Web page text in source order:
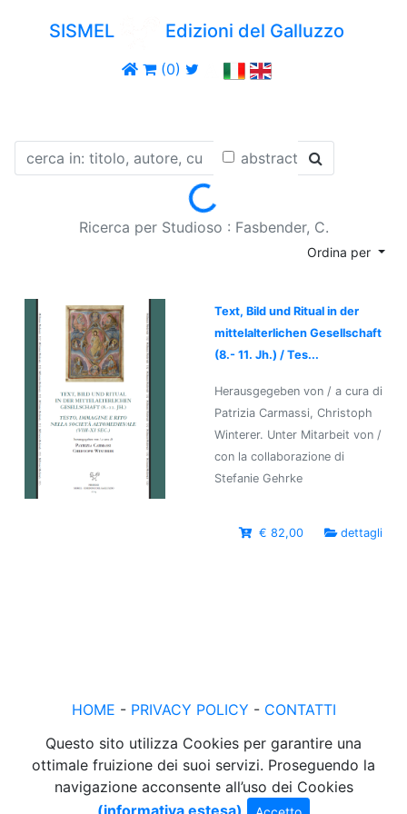
SISMEL Edizioni del Galluzzo
(0)
abstract
Loading...
Ricerca per Studioso : Fasbender, C.
Ordina per
Text, Bild und Ritual in der
mittelalterlichen Gesellschaft
(8.- 11. Jh.) / Tes...
Herausgegeben von / a cura di
Patrizia Carmassi, Christoph
Winterer. Unter Mitarbeit von /
con la collaborazione di
Stefanie Gehrke
€ 82,00 dettagli
HOME - PRIVACY POLICY - CONTATTI
Questo sito utilizza Cookies per garantire una
ottimale fruizione dei suoi servizi. Proseguendo la
navigazione acconsente all’uso dei Cookies
(informativa estesa)